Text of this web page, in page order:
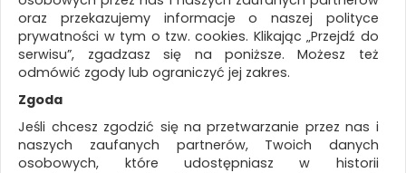
WSZYSTKIE KATEGORIE
FILTRY
REKLAMA
AKTUALNOŚCI
oraz przekazujemy informacje o naszej polityce
prywatności w tym o tzw. cookies. Klikając „Przejdź do
serwisu”, zgadzasz się na poniższe. Możesz też
odmówić zgody lub ograniczyć jej zakres.
Zgoda
Jeśli chcesz zgodzić się na przetwarzanie przez nas i
naszych zaufanych partnerów, Twoich danych
osobowych, które udostępniasz w historii